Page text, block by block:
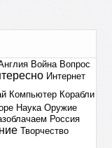
Война Вопрос
Интернет
Компьютер Корабли
Наука Оружие
Россия
Творчество